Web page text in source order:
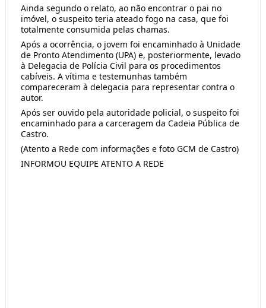
Ainda segundo o relato, ao não encontrar o pai no
imóvel, o suspeito teria ateado fogo na casa, que foi
totalmente consumida pelas chamas.
Após a ocorrência, o jovem foi encaminhado à Unidade
de Pronto Atendimento (UPA) e, posteriormente, levado
à Delegacia de Polícia Civil para os procedimentos
cabíveis. A vítima e testemunhas também
compareceram à delegacia para representar contra o
autor.
Após ser ouvido pela autoridade policial, o suspeito foi
encaminhado para a carceragem da Cadeia Pública de
Castro.
(Atento a Rede com informações e foto GCM de Castro)
INFORMOU EQUIPE ATENTO A REDE